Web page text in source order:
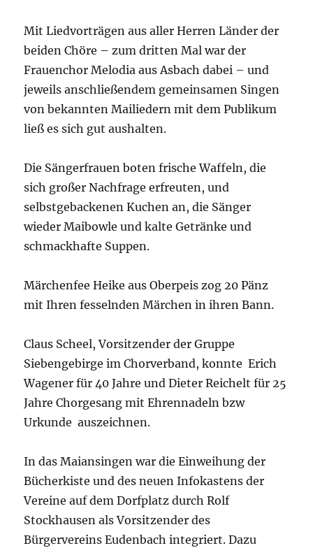
Mit Liedvorträgen aus aller Herren Länder der
beiden Chöre – zum dritten Mal war der
Frauenchor Melodia aus Asbach dabei – und
jeweils anschließendem gemeinsamen Singen
von bekannten Mailiedern mit dem Publikum
ließ es sich gut aushalten.
Die Sängerfrauen boten frische Waffeln, die
sich großer Nachfrage erfreuten, und
selbstgebackenen Kuchen an, die Sänger
wieder Maibowle und kalte Getränke und
schmackhafte Suppen.
Märchenfee Heike aus Oberpeis zog 20 Pänz
mit Ihren fesselnden Märchen in ihren Bann.
Claus Scheel, Vorsitzender der Gruppe
Siebengebirge im Chorverband, konnte Erich
Wagener für 40 Jahre und Dieter Reichelt für 25
Jahre Chorgesang mit Ehrennadeln bzw
Urkunde auszeichnen.
In das Maiansingen war die Einweihung der
Bücherkiste und des neuen Infokastens der
Vereine auf dem Dorfplatz durch Rolf
Stockhausen als Vorsitzender des
Bürgervereins Eudenbach integriert. Dazu